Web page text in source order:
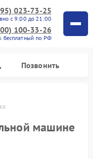
023-73-25
с 9:00 до 21:00
100-33-26
бесплатный по РФ
Позвонить
машине